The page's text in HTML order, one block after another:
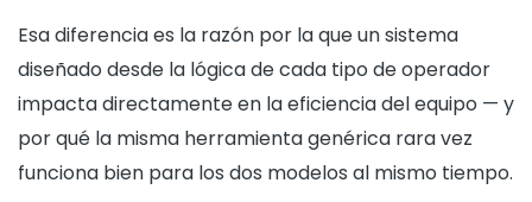
Esa diferencia es la razón por la que un sistema
diseñado desde la lógica de cada tipo de operador
impacta directamente en la eficiencia del equipo — y
por qué la misma herramienta genérica rara vez
funciona bien para los dos modelos al mismo tiempo.